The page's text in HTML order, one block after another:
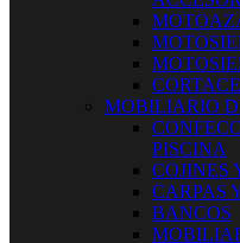
MOBILIARIO
PISCINA
COJINES
CARPAS
BANCOS